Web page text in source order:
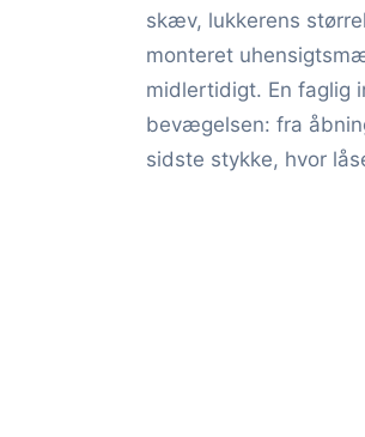
skæv, lukkerens
monteret
midlertidigt. En faglig
bevægelsen: fra
sidste stykke, hvor